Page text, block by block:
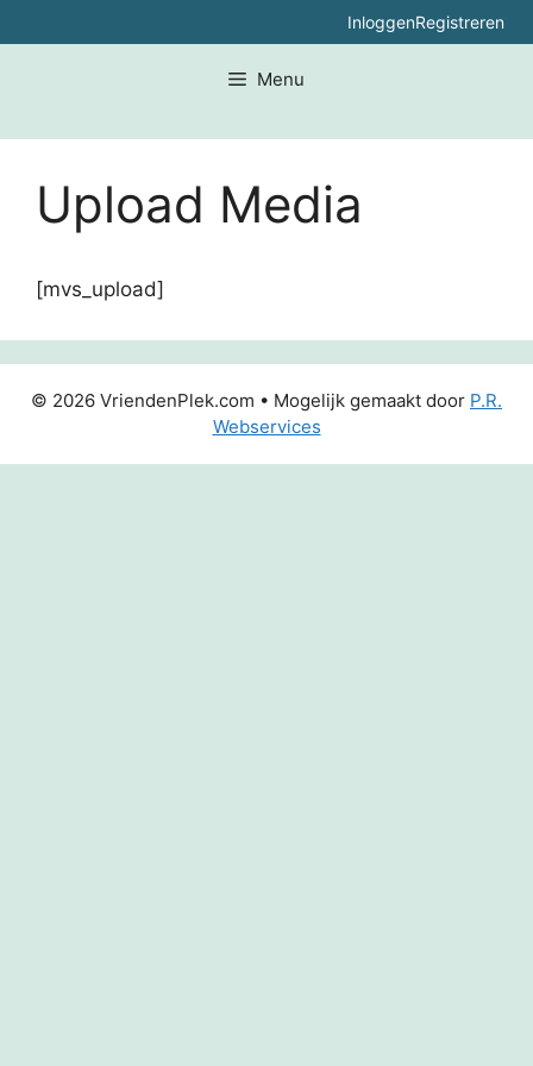
naar
InloggenRegistreren
Menu
Upload Media
[mvs_upload]
© 2026 VriendenPlek.com • Mogelijk gemaakt door P.R.
Webservices